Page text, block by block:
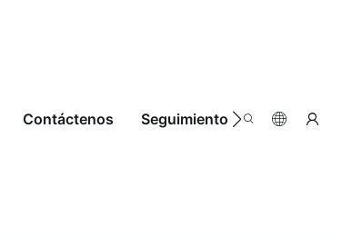
Contáctenos Seguimiento De Pedidos